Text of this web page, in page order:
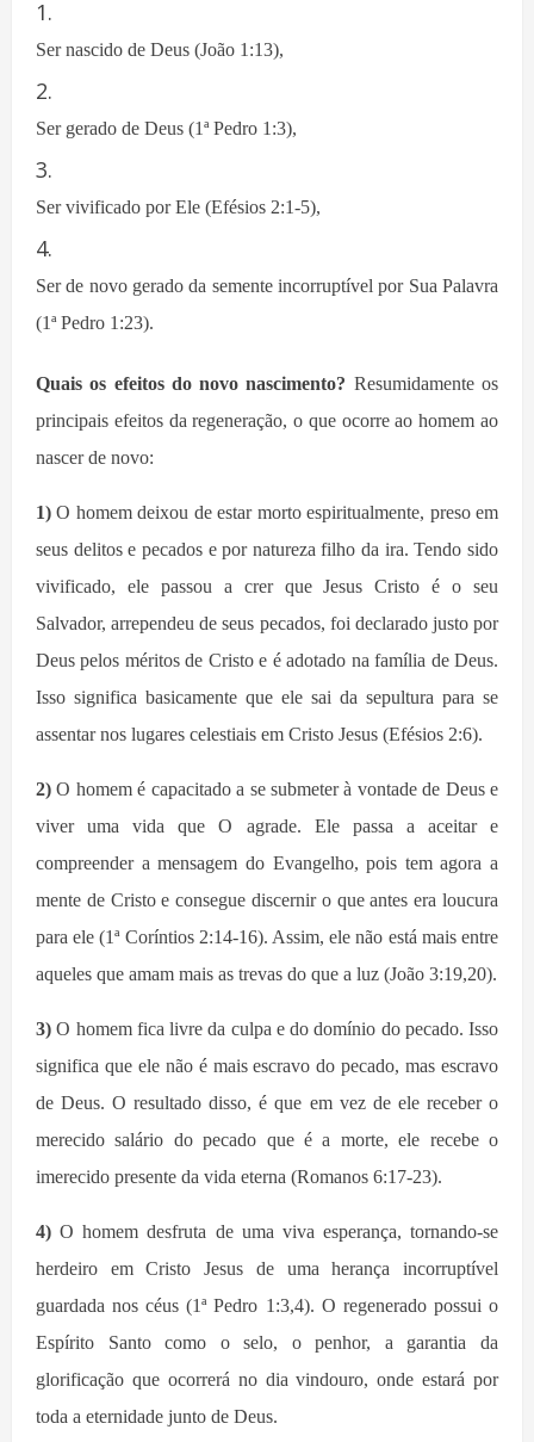
Ser nascido de Deus (João 1:13),
Ser gerado de Deus (1ª Pedro 1:3),
Ser vivificado por Ele (Efésios 2:1-5),
Ser de novo gerado da semente incorruptível por Sua Palavra
(1ª Pedro 1:23).
Quais os efeitos do novo nascimento? Resumidamente os
principais efeitos da regeneração, o que ocorre ao homem ao
nascer de novo:
1) O homem deixou de estar morto espiritualmente, preso em
seus delitos e pecados e por natureza filho da ira. Tendo sido
vivificado, ele passou a crer que Jesus Cristo é o seu
Salvador, arrependeu de seus pecados, foi declarado justo por
Deus pelos méritos de Cristo e é adotado na família de Deus.
Isso significa basicamente que ele sai da sepultura para se
assentar nos lugares celestiais em Cristo Jesus (Efésios 2:6).
2) O homem é capacitado a se submeter à vontade de Deus e
viver uma vida que O agrade. Ele passa a aceitar e
compreender a mensagem do Evangelho, pois tem agora a
mente de Cristo e consegue discernir o que antes era loucura
para ele (1ª Coríntios 2:14-16). Assim, ele não está mais entre
aqueles que amam mais as trevas do que a luz (João 3:19,20).
3) O homem fica livre da culpa e do domínio do pecado. Isso
significa que ele não é mais escravo do pecado, mas escravo
de Deus. O resultado disso, é que em vez de ele receber o
merecido salário do pecado que é a morte, ele recebe o
imerecido presente da vida eterna (Romanos 6:17-23).
4)O homem desfruta de uma viva esperança, tornando-se
herdeiro em Cristo Jesus de uma herança incorruptível
guardada nos céus (1ª Pedro 1:3,4). O regenerado possui o
Espírito Santo como o selo, o penhor, a garantia da
glorificação que ocorrerá no dia vindouro, onde estará por
toda a eternidade junto de Deus.